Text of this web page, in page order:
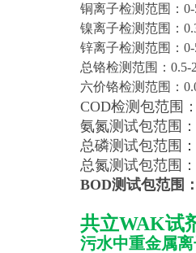
铜离子检测范围：0-
镍离子检测范围：
锌离子检测范围：0-
总铬检测范围：0.5-
六价铬检测范围：
COD检测包范围
氨氮测试包范围
总磷测试包范围
总氮测试包范围
BOD测试包范围
共立WAK试
污水中重金属